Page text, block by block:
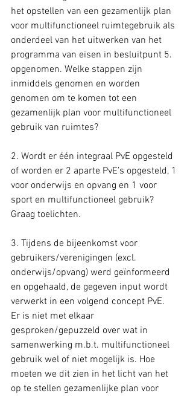
het opstellen van een gezamenlijk plan
voor multifunctioneel ruimtegebruik als
onderdeel van het uitwerken van het
programma van eisen in besluitpunt 5.
opgenomen. Welke stappen zijn
inmiddels genomen en worden
genomen om te komen tot een
gezamenlijk plan voor multifunctioneel
gebruik van ruimtes?
2. Wordt er één integraal PvE opgesteld
of worden er 2 aparte PvE’s opgesteld, 1
voor onderwijs en opvang en 1 voor
sport en multifunctioneel gebruik?
Graag toelichten.
3. Tijdens de bijeenkomst voor
gebruikers/verenigingen (excl.
onderwijs/opvang) werd geïnformeerd
en opgehaald, de gegeven input wordt
verwerkt in een volgend concept PvE.
Er is niet met elkaar
gesproken/gepuzzeld over wat in
samenwerking m.b.t. multifunctioneel
gebruik wel of niet mogelijk is. Hoe
moeten we dit zien in het licht van het
op te stellen gezamenlijke plan voor